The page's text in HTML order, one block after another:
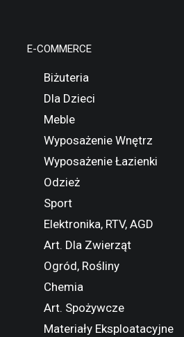
E-COMMERCE
Biżuteria
Dla Dzieci
Meble
Wyposażenie Wnętrz
Wyposażenie Łazienki
Odzież
Sport
Elektronika, RTV, AGD
Art. Dla Zwierząt
Ogród, Rośliny
Chemia
Art. Spożywcze
Materiały Eksploatacyjne